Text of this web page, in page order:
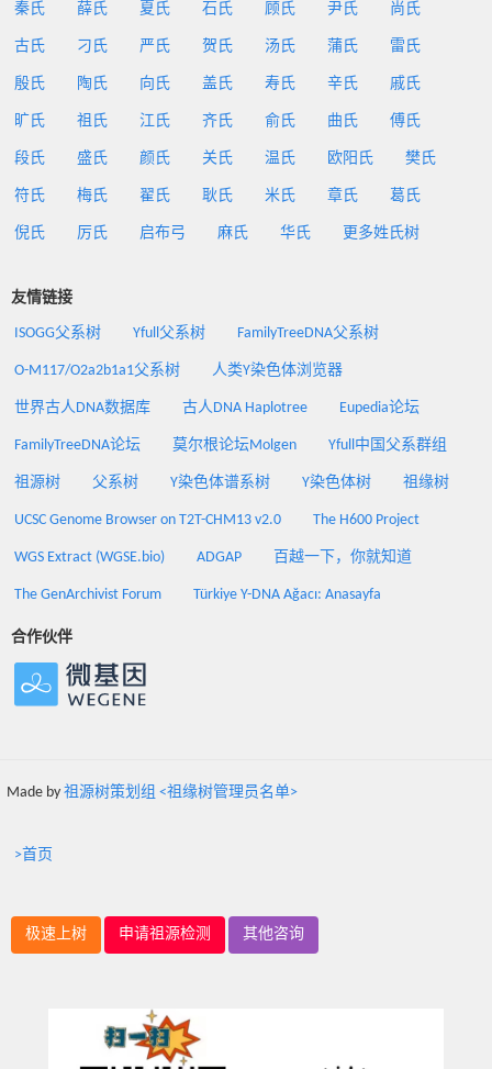
秦氏 薛氏 夏氏 石氏 顾氏 尹氏 尚氏
古氏 刁氏 严氏 贺氏 汤氏 蒲氏 雷氏
殷氏 陶氏 向氏 盖氏 寿氏 辛氏 戚氏
旷氏 祖氏 江氏 齐氏 俞氏 曲氏 傅氏
段氏 盛氏 颜氏 关氏 温氏 欧阳氏 樊氏
符氏 梅氏 翟氏 耿氏 米氏 章氏 葛氏
倪氏 厉氏 启布弓 麻氏 华氏 更多姓氏树
友情链接
ISOGG父系树 Yfull父系树 FamilyTreeDNA父系树
O-M117/O2a2b1a1父系树 人类Y染色体浏览器
世界古人DNA数据库 古人DNA Haplotree Eupedia论坛
FamilyTreeDNA论坛 莫尔根论坛Molgen Yfull中国父系群组
祖源树 父系树 Y染色体谱系树 Y染色体树 祖缘树
UCSC Genome Browser on T2T-CHM13 v2.0 The H600 Project
WGS Extract (WGSE.bio) ADGAP 百越一下，你就知道
The GenArchivist Forum Türkiye Y-DNA Ağacı: Anasayfa
合作伙伴
Made by 祖源树策划组 <祖缘树管理员名单>
>首页
极速上树 申请祖源检测 其他咨询